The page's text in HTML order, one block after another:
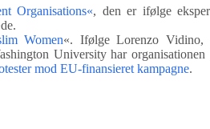
Organisations«, den er ifølge
Women«. Ifølge Lorenzo Vidino,
University har
mod EU-finansieret kampagne.